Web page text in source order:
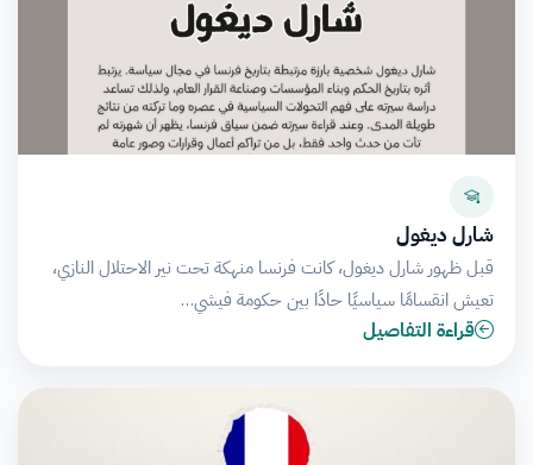
شارل ديغول
قبل ظهور شارل ديغول، كانت فرنسا منهكة تحت نير الاحتلال النازي،
تعيش انقسامًا سياسيًا حادًا بين حكومة فيشي…
قراءة التفاصيل